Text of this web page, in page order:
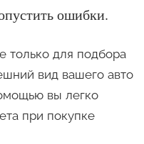
ошибки.
только для подбора
вид вашего авто
вы легко
при покупке